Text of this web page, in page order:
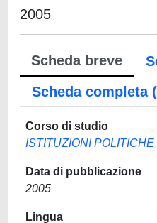
2005
Scheda breve
Scheda completa
Corso di studio
ISTITUZIONI POLITICHE
Data di pubblicazione
2005
Lingua